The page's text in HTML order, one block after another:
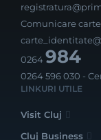
Comunicare
0264984
0264 596 030 -
LINKURI UTILE
Visit Cluj
Cluj Business